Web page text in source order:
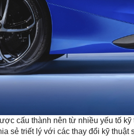
cấu thành nên từ nhiều yếu tố
sẻ triết lý với các thay đổi kỹ